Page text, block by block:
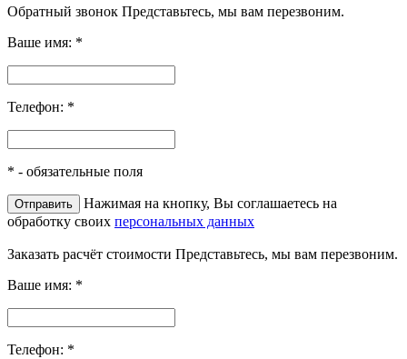
Обратный звонок Представьтесь, мы вам перезвоним.
Ваше имя: *
Телефон: *
* - обязательные поля
Нажимая на кнопку, Вы соглашаетесь на
обработку своих персональных данных
Заказать расчёт стоимости Представьтесь, мы вам перезвоним.
Ваше имя: *
Телефон: *